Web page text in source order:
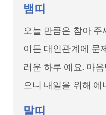
뱀띠
오늘 만큼은 참아
이든 대인관계에 문
러운 하루 예요. 마
으니 내일을 위해
말띠